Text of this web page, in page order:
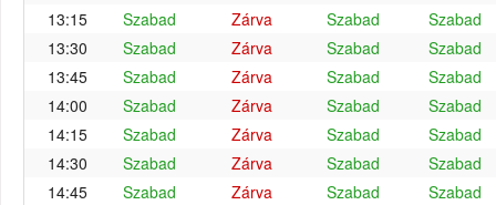
13:15
Szabad Zárva Szabad
Szabad
13:30
Szabad Zárva Szabad
Szabad
13:45
Szabad Zárva Szabad
Szabad
14:00
Szabad Zárva Szabad
Szabad
14:15
Szabad Zárva Szabad
Szabad
14:30
Szabad Zárva Szabad
Szabad
14:45
Szabad Zárva Szabad
Szabad